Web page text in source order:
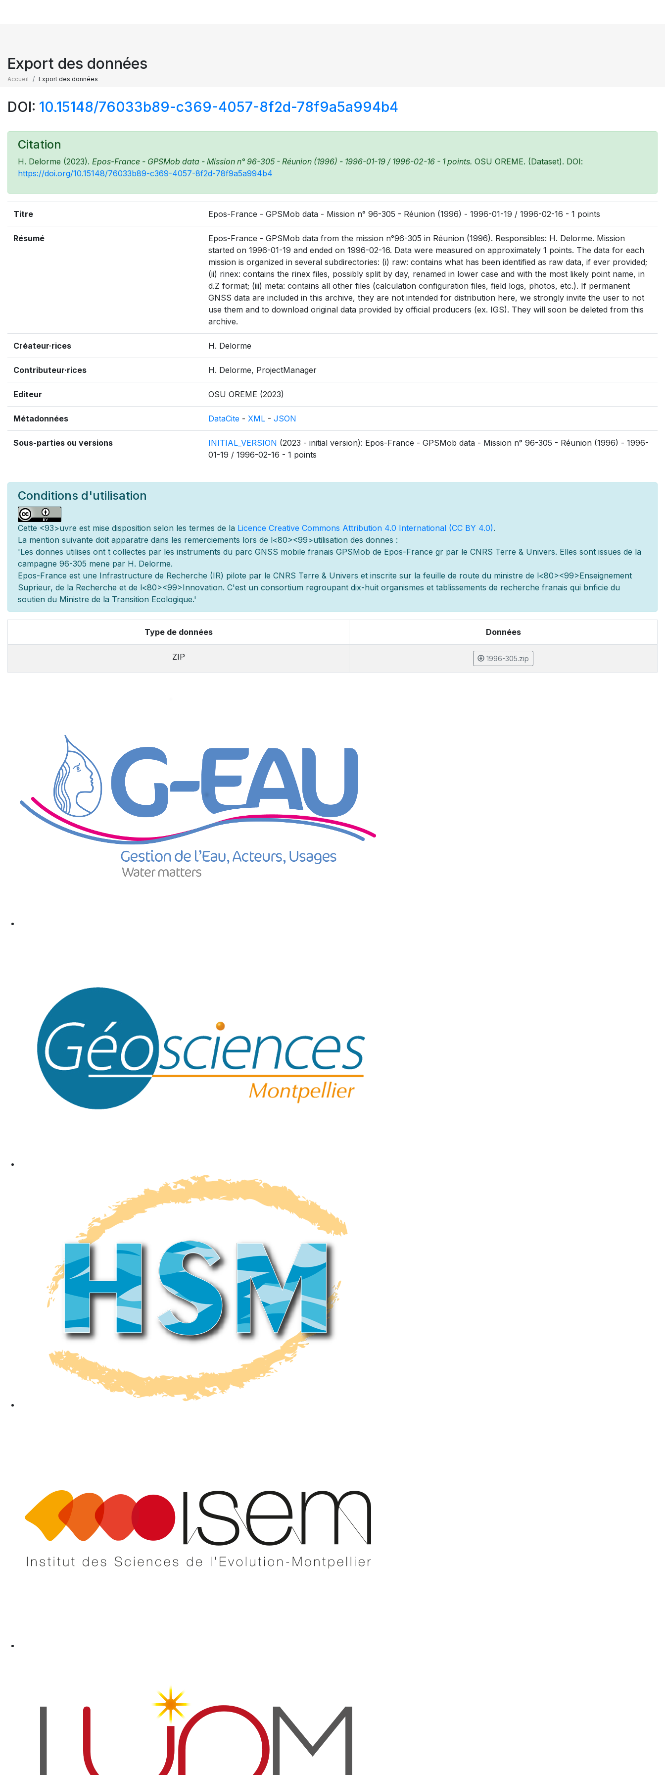
Export des données
Accueil Export des données
DOI: 10.15148/76033b89-c369-4057-8f2d-78f9a5a994b4
Citation
H. Delorme (2023). Epos-France - GPSMob data - Mission n° 96-305 - Réunion (1996) - 1996-01-19 / 1996-02-16 - 1 points. OSU OREME. (Dataset). DOI:
https://doi.org/10.15148/76033b89-c369-4057-8f2d-78f9a5a994b4
Titre Epos-France - GPSMob data - Mission n° 96-305 - Réunion (1996) - 1996-01-19 / 1996-02-16 - 1 points
Résumé
Epos-France - GPSMob data from the mission n°96-305 in Réunion (1996). Responsibles: H. Delorme. Mission
started on 1996-01-19 and ended on 1996-02-16. Data were measured on approximately 1 points. The data for each
mission is organized in several subdirectories: (i) raw: contains what has been identified as raw data, if ever provided;
(ii) rinex: contains the rinex files, possibly split by day, renamed in lower case and with the most likely point name, in
d.Z format; (iii) meta: contains all other files (calculation configuration files, field logs, photos, etc.). If permanent
GNSS data are included in this archive, they are not intended for distribution here, we strongly invite the user to not
use them and to download original data provided by official producers (ex. IGS). They will soon be deleted from this
archive.
Créateur·rices H. Delorme
Contributeur·rices H. Delorme, ProjectManager
Editeur OSU OREME (2023)
Métadonnées DataCite - XML - JSON
Sous-parties ou versions INITIAL_VERSION (2023 - initial version): Epos-France - GPSMob data - Mission n° 96-305 - Réunion (1996) - 1996-
01-19 / 1996-02-16 - 1 points
Conditions d'utilisation
Cette <93>uvre est mise disposition selon les termes de la Licence Creative Commons Attribution 4.0 International (CC BY 4.0).
La mention suivante doit apparatre dans les remerciements lors de l<80><99>utilisation des donnes :
'Les donnes utilises ont t collectes par les instruments du parc GNSS mobile franais GPSMob de Epos-France gr par le CNRS Terre & Univers. Elles sont issues de la
campagne 96-305 mene par H. Delorme.
Epos-France est une Infrastructure de Recherche (IR) pilote par le CNRS Terre & Univers et inscrite sur la feuille de route du ministre de l<80><99>Enseignement
Suprieur, de la Recherche et de l<80><99>Innovation. C'est un consortium regroupant dix-huit organismes et tablissements de recherche franais qui bnficie du
soutien du Ministre de la Transition Ecologique.'
Type de données Données
ZIP 1996-305.zip